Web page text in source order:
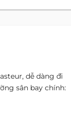
dễ dàng đi
sân bay chính: